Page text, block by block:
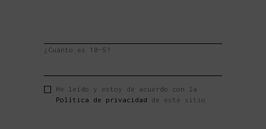
¿Cuánto es 10-5?
He leído y estoy de acuerdo con la
Política de privacidad de este sitio